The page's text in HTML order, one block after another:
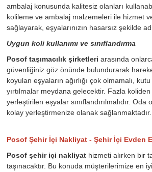
ambalaj konusunda kalitesiz olanları
kolileme ve ambalaj malzemeleri ile hizmet
sağlayarak, eşyalarınızın hasarsız şekilde
Uygun koli kullanımı ve sınıflandırma
Posof taşımacılık şirketleri arasında
güvenliğiniz göz önünde bulundurarak
koyulan eşyaların ağırlığı çok olmamalı,
yırtılmalar meydana gelecektir. Fazla
yerleştirilen eşyalar sınıflandırılmalıdır.
kolay yerleştirmenize olanak sağlanmaktadır.
Posof Şehir İçi Nakliyat - Şehir İçi Evden
Posof şehir içi nakliyat hizmeti alırken bir
taşınacaktır. Bu konuda müşterilerimize en